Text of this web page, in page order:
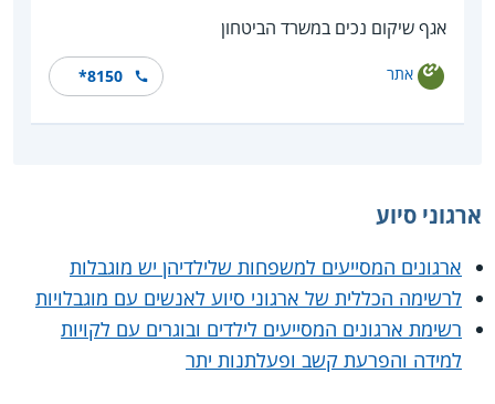
אגף שיקום נכים במשרד הביטחון
אתר *8150
ארגוני סיוע
ארגונים המסייעים למשפחות שלילדיהן יש מוגבלות
לרשימה הכללית של ארגוני סיוע לאנשים עם מוגבלויות
רשימת ארגונים המסייעים לילדים ובוגרים עם לקויות
למידה והפרעת קשב ופעלתנות יתר